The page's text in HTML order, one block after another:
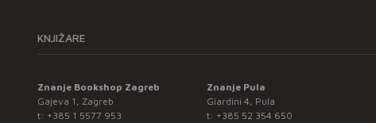
KNJIŽARE
Znanje Bookshop Zagreb
Gajeva 1, Zagreb
t: +385 1 5577 953
Znanje Pula
Giardini 4, Pula
t: +385 52 354 650